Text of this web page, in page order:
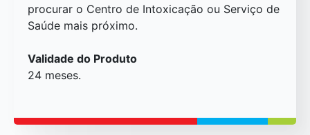
procurar o Centro de Intoxicação ou Serviço de
Saúde mais próximo.
Validade do Produto
24 meses.